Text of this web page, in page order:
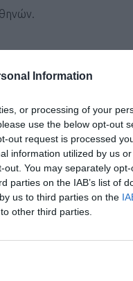
Information
or processing of your
use the below opt-out
out request is processed
information utilized by us
You may separately
parties on the IAB’s list of
us to third parties on the
other third parties.
θα διέρχεται από
Πτολεμαΐδας.
στην κεντρική πλατεία
από τον